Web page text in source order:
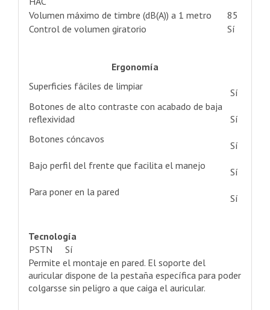
Volumen máximo de timbre (dB(A)) a 1 metro
85
Control de volumen giratorio
Sí
Ergonomía
Superficies fáciles de limpiar
Sí
Botones de alto contraste con acabado de baja
reflexividad
Sí
Botones cóncavos
Sí
Bajo perfil del frente que facilita el manejo
Sí
Para poner en la pared
Sí
Tecnología
PSTN
Sí
Permite el montaje en pared. El soporte del
auricular dispone de la pestaña específica para poder
colgarsse sin peligro a que caiga el auricular.